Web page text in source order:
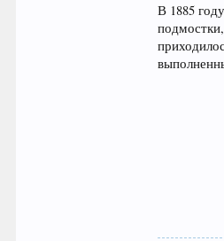
В 1885